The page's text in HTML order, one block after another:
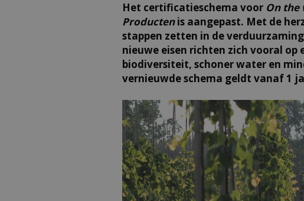
Het certificatieschema voor On the
Productenis aangepast. Met de
stappen zetten in de
nieuwe eisen richten zich vooral op
biodiversiteit, schoner water en
vernieuwde schema geldt vanaf 1